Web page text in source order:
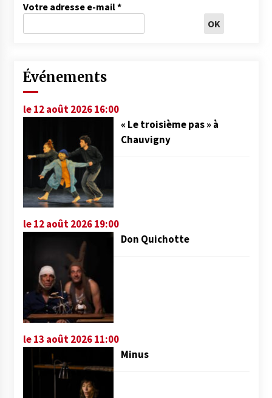
Votre adresse e-mail*
Événements
le 12 août 2026 16:00
« Le troisième pas » à
Chauvigny
le 12 août 2026 19:00
Don Quichotte
le 13 août 2026 11:00
Minus